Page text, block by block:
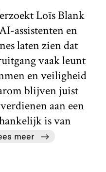
Loïs Blank
assistenten en
laten zien dat
vaak leunt
en veiligheid
blijven juist
aan een
is van
meer